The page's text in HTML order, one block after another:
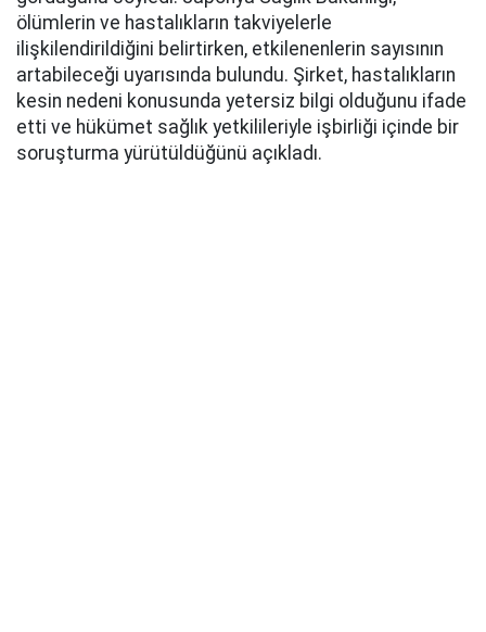
ölümlerin ve hastalıkların takviyelerle
ilişkilendirildiğini belirtirken, etkilenenlerin sayısının
artabileceği uyarısında bulundu. Şirket, hastalıkların
kesin nedeni konusunda yetersiz bilgi olduğunu ifade
etti ve hükümet sağlık yetkilileriyle işbirliği içinde bir
soruşturma yürütüldüğünü açıkladı.